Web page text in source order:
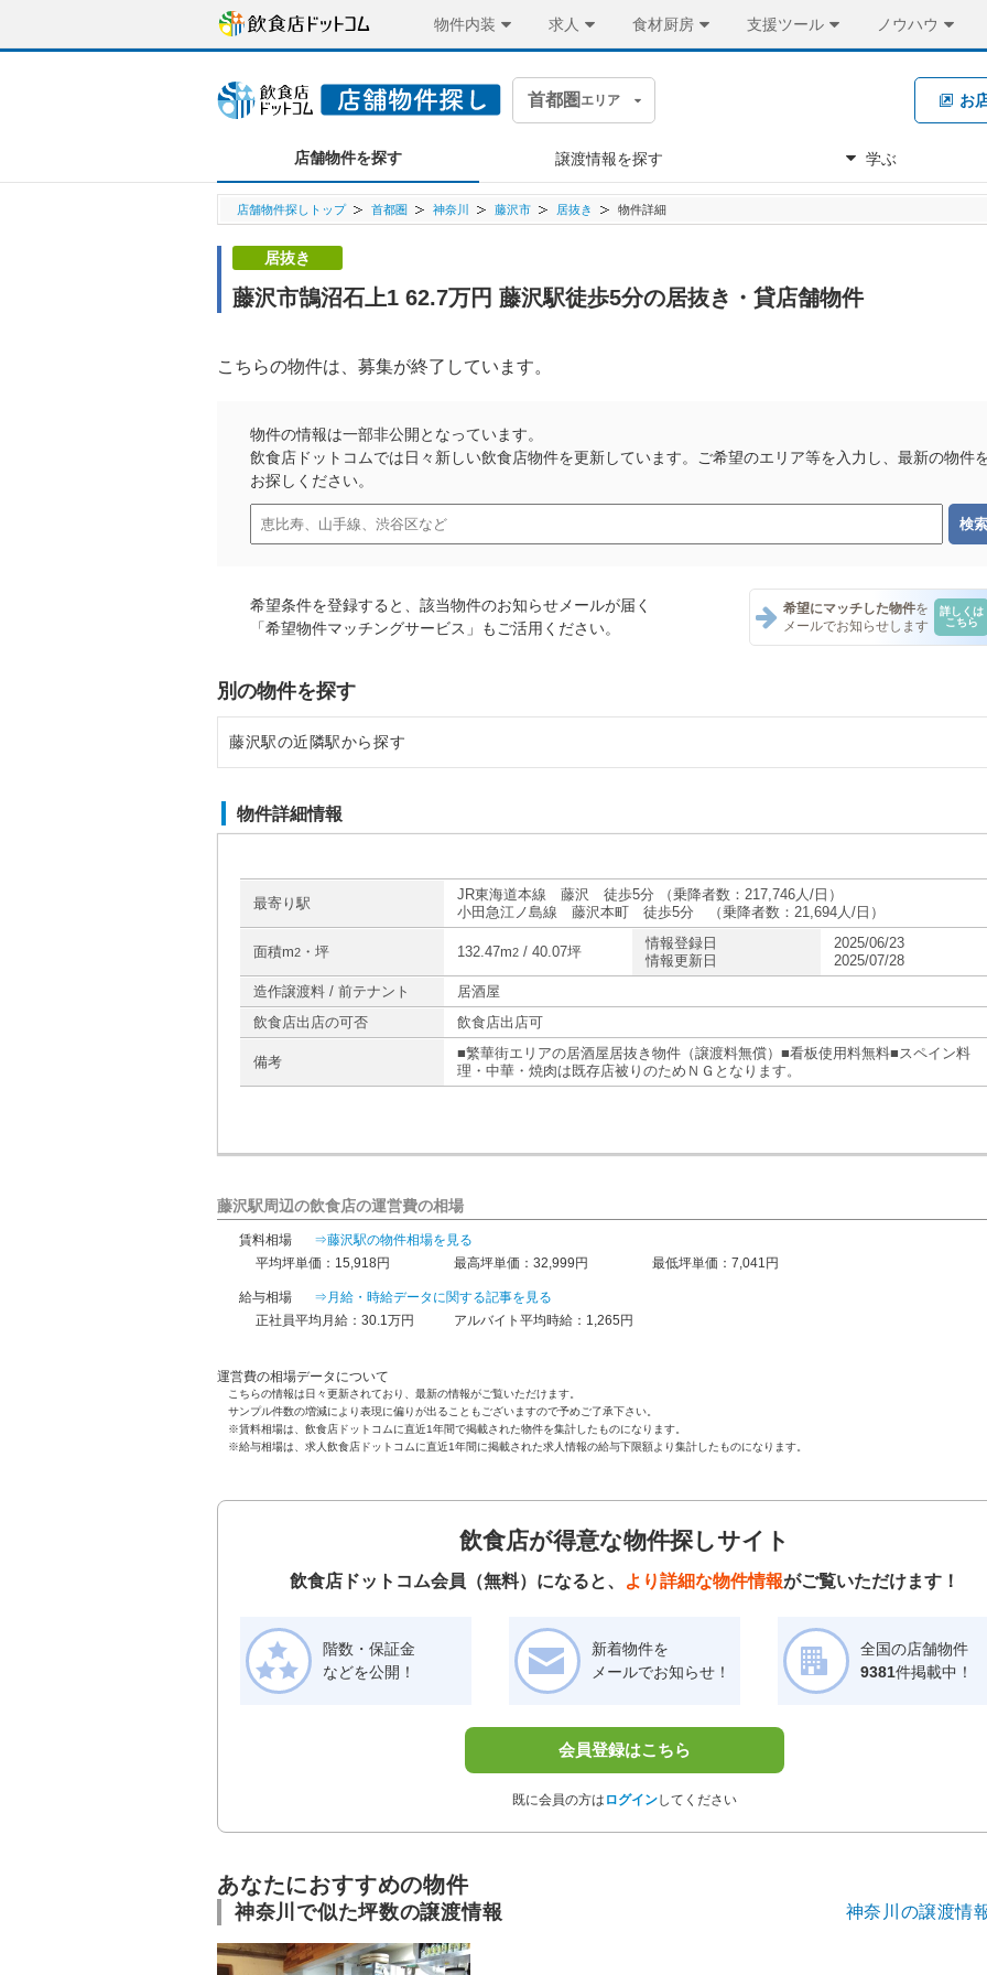
物件内装 求人 食材厨房 支援ツール ノウハウ
首都圏 エリア お
店舗物件を探す 譲渡情報を探す 学ぶ
店舗物件探しトップ 首都圏 神奈川 藤沢市 居抜き 物件詳細
居抜き
藤沢市鵠沼石上1 62.7万円 藤沢駅徒歩5分の居抜き・貸店舗物件
こちらの物件は、募集が終了しています。
物件の情報は一部非公開となっています。
飲食店ドットコムでは日々新しい飲食店物件を更新しています。ご希望のエリア等を入力し、最新の物件
お探しください。
希望条件を登録すると、該当物件のお知らせメールが届く
「希望物件マッチングサービス」もご活用ください。
希望にマッチした物件を
メールでお知らせします
詳しくは
こちら
別の物件を探す
藤沢駅の近隣駅から探す
本鵠沼駅の店舗物件・貸店舗・テナント一覧
石上駅の店舗物件・貸店舗・テナント一覧
物件詳細情報
最寄り駅
JR東海道本線 藤沢 徒歩5分 （乗降者数：217,746人/日）
小田急江ノ島線 藤沢本町 徒歩5分 （乗降者数：21,694人/日）
面積m2 ・坪 132.47m2 / 40.07坪
情報登録日
情報更新日
2025/06/23
2025/07/28
造作譲渡料 / 前テナント
居酒屋
飲食店出店の可否
飲食店出店可
備考
■繁華街エリアの居酒屋居抜き物件（譲渡料無償）■看板使用料無料■スペイン料
理・中華・焼肉は既存店被りのためＮＧとなります。
藤沢駅周辺の飲食店の運営費の相場
賃料相場
⇒藤沢駅の物件相場を見る
平均坪単価：15,918円
最高坪単価：32,999円 最低坪単価：7,041円
給与相場
⇒月給・時給データに関する記事を見る
正社員平均月給：30.1万円
アルバイト平均時給：1,265円
運営費の相場データについて
こちらの情報は日々更新されており、最新の情報がご覧いただけます。
サンプル件数の増減により表現に偏りが出ることもございますので予めご了承下さい。
※賃料相場は、飲食店ドットコムに直近1年間で掲載された物件を集計したものになります。
※給与相場は、求人飲食店ドットコムに直近1年間に掲載された求人情報の給与下限額より集計したものになります。
飲食店が得意な物件探しサイト
飲食店ドットコム会員（無料）になると、 より詳細な物件情報がご覧いただけます！
階数・保証金
などを公開！
新着物件を
メールでお知らせ！
全国の店舗物件
9381件掲載中！
会員登録はこちら
既に会員の方は ログインしてください
あなたにおすすめの物件
神奈川で似た坪数の譲渡情報 神奈川の譲渡情